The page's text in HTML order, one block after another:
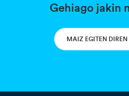
Gehiago jakin
MAIZ EGITEN